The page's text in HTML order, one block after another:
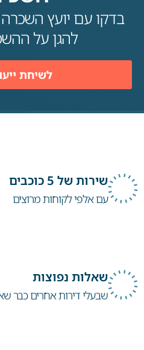
בדקו עם יועץ
להגן על
לשיחת
שירות של 5 כוכבים
עם אלפי לקוחות מרוצים
שאלות נפוצות
שבעלי דירות אחרים כבר